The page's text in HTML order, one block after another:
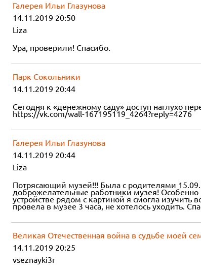
Галерея Ильи Глазунова
14.11.2019 20:50
Liza
Ура, проверили! Спасибо.
Парк Сокольники
14.11.2019 20:44
Сегодня к «денежному саду» доступ наглухо
https://vk.com/wall-167195119_4264?reply=4276
Галерея Ильи Глазунова
14.11.2019 20:44
Liza
Потрясающий музей!!! Была с родителями
доброжелательные работники музея! Особенно
устройстве рядом с картиной я смогла изучить
провела в музее 3 часа, не хотелось уходить.
Великая Отечественная война в судьбе моей
14.11.2019 20:25
vseznayki3r